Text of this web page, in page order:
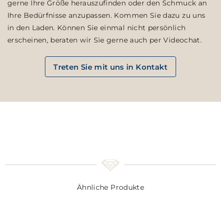
gerne Ihre Größe herauszufinden oder den Schmuck an
Ihre Bedürfnisse anzupassen. Kommen Sie dazu zu uns
in den Laden. Können Sie einmal nicht persönlich
erscheinen, beraten wir Sie gerne auch per Videochat.
Treten Sie mit uns in Kontakt
Ähnliche Produkte